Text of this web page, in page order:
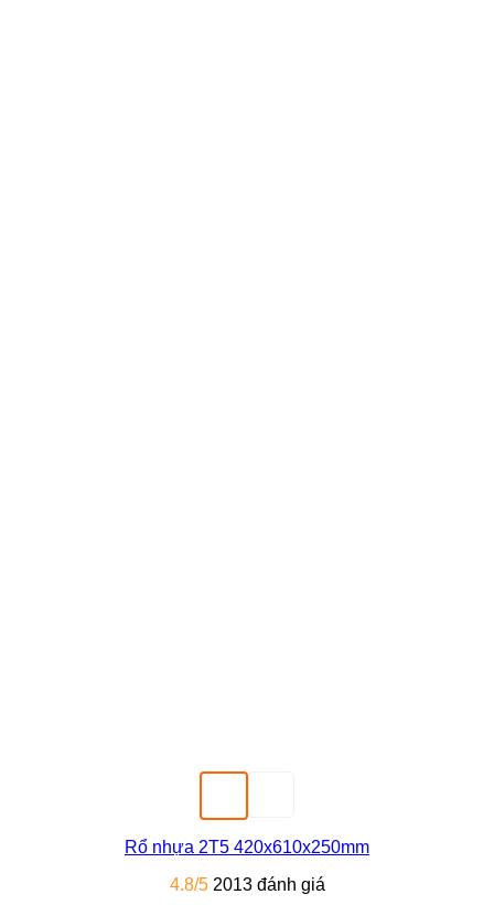
Rổ nhựa 2T5 420x610x250mm
4.8/5 2013 đánh giá